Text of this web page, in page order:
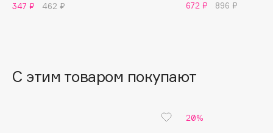
Beauty Pati
Beverly Hills Polo Club
347 ₽
462 ₽
672 ₽
896 ₽
С этим товаром покупают
20%